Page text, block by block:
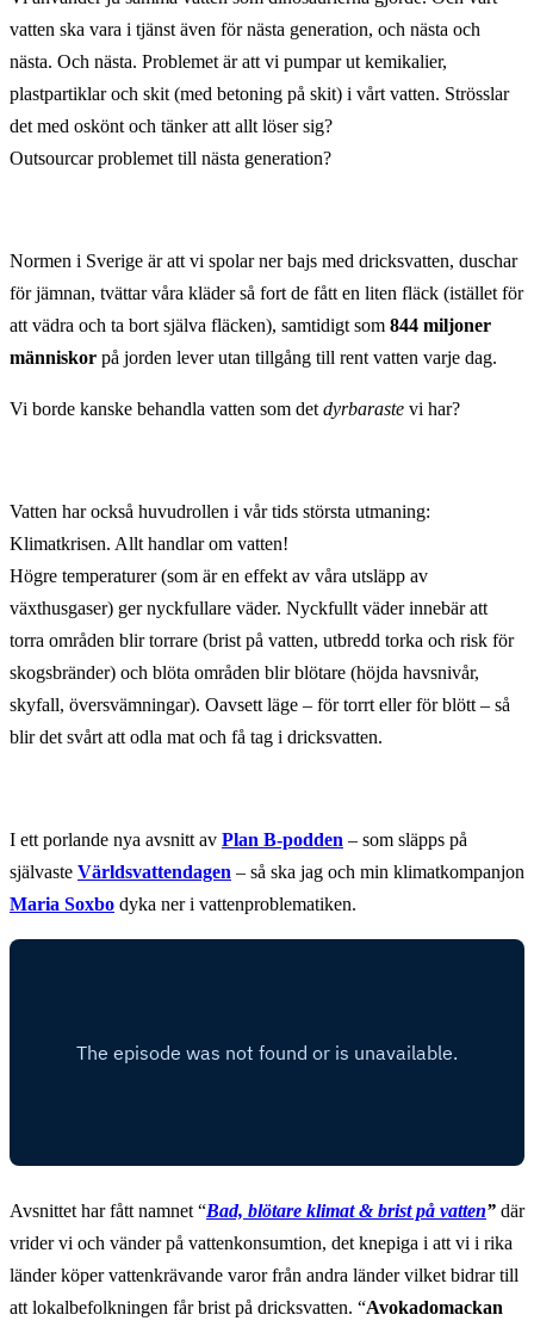
vatten ska vara i tjänst även för nästa generation, och nästa och
nästa. Och nästa. Problemet är att vi pumpar ut kemikalier,
plastpartiklar och skit (med betoning på skit) i vårt vatten. Strösslar
det med oskönt och tänker att allt löser sig?
Outsourcar problemet till nästa generation?
Normen i Sverige är att vi spolar ner bajs med dricksvatten, duschar
för jämnan, tvättar våra kläder så fort de fått en liten fläck (istället för
att vädra och ta bort själva fläcken), samtidigt som 844 miljoner
människor på jorden lever utan tillgång till rent vatten varje dag.
Vi borde kanske behandla vatten som det dyrbaraste vi har?
Vatten har också huvudrollen i vår tids största utmaning:
Klimatkrisen. Allt handlar om vatten!
Högre temperaturer (som är en effekt av våra utsläpp av
växthusgaser) ger nyckfullare väder. Nyckfullt väder innebär att
torra områden blir torrare (brist på vatten, utbredd torka och risk för
skogsbränder) och blöta områden blir blötare (höjda havsnivår,
skyfall, översvämningar). Oavsett läge – för torrt eller för blött – så
blir det svårt att odla mat och få tag i dricksvatten.
I ett porlande nya avsnitt av Plan B-podden – som släpps på
självaste Världsvattendagen – så ska jag och min klimatkompanjon
Maria Soxbo dyka ner i vattenproblematiken.
Avsnittet har fått namnet “Bad, blötare klimat & brist på vatten” där
vrider vi och vänder på vattenkonsumtion, det knepiga i att vi i rika
länder köper vattenkrävande varor från andra länder vilket bidrar till
att lokalbefolkningen får brist på dricksvatten. “Avokadomackan